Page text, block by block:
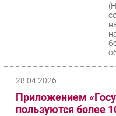
Каталог компаний
28.04.2026
Приложением
пользуются более